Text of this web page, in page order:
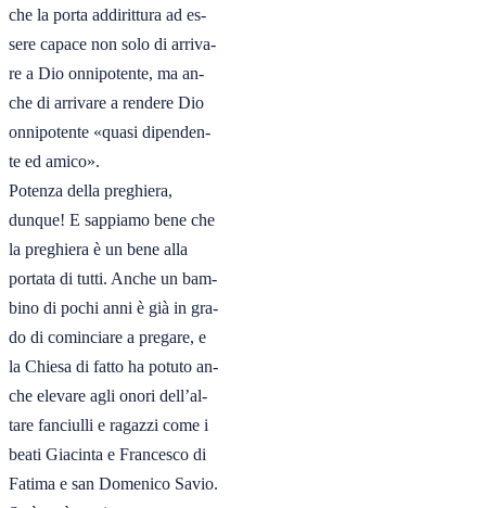
che la porta addirittura ad es-
sere capace non solo di arriva-
re a Dio onnipotente, ma an-
che di arrivare a rendere Dio
onnipotente «quasi dipenden-
te ed amico».
Potenza della preghiera,
dunque! E sappiamo bene che
la preghiera è un bene alla
portata di tutti. Anche un bam-
bino di pochi anni è già in gra-
do di cominciare a pregare, e
la Chiesa di fatto ha potuto an-
che elevare agli onori dell’al-
tare fanciulli e ragazzi come i
beati Giacinta e Francesco di
Fatima e san Domenico Savio.